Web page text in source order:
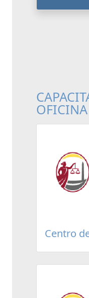
OFICINA
Centro